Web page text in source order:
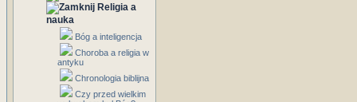
Religia a
nauka
Bóg a inteligencja
Choroba a religia w
antyku
Chronologia biblijna
Czy przed wielkim